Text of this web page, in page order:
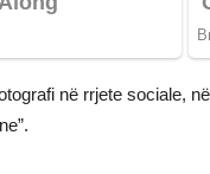
në rrjete sociale,